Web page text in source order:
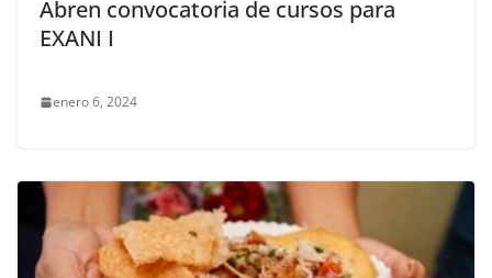
Abren convocatoria de cursos para
EXANI I
enero 6, 2024